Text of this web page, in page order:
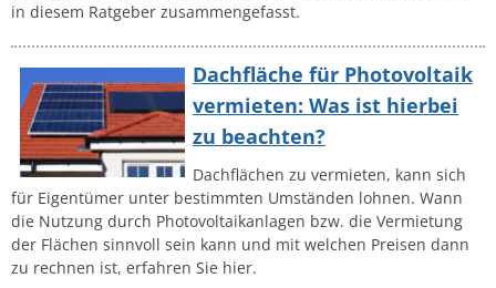
in diesem Ratgeber zusammengefasst.
Dachfläche für Photovoltaik
vermieten: Was ist hierbei
zu beachten?
Dachflächen zu vermieten, kann sich
für Eigentümer unter bestimmten Umständen lohnen. Wann
die Nutzung durch Photovoltaikanlagen bzw. die Vermietung
der Flächen sinnvoll sein kann und mit welchen Preisen dann
zu rechnen ist, erfahren Sie hier.